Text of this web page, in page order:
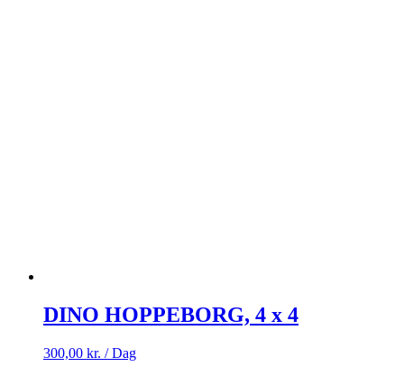
DINO HOPPEBORG, 4 x 4
300,00 kr. / Dag